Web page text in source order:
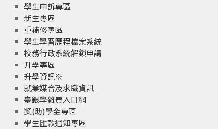
學生申訴專區
新生專區
重補修專區
學生學習歷程檔案系統
校務行政系統解鎖申請
升學專區
升學資訊※
就業媒合及求職資訊
臺銀學雜費入口網
獎(助)學金專區
學生匯款通知專區